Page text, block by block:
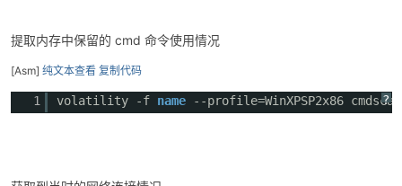
提取内存中保留的 cmd 命令使用情况
[Asm] 纯文本查看 复制代码
?
1 volatility -f name --profile=WinXPSP2x86 cmdscan